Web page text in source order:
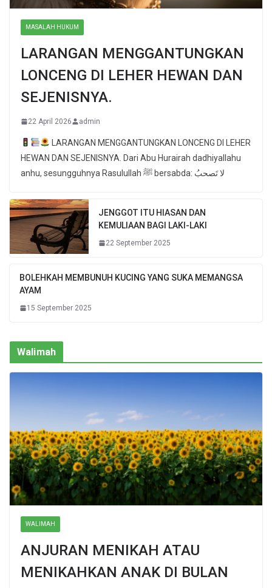
MASALAH HUKUM
LARANGAN MENGGANTUNGKAN
LONCENG DI LEHER HEWAN DAN
SEJENISNYA.
22 April 2026 admin
LARANGAN MENGGANTUNGKAN LONCENG DI LEHER
HEWAN DAN SEJENISNYA. Dari Abu Hurairah dadhiyallahu
anhu, sesungguhnya Rasulullah ﷺ bersabda: لا تَصحبُ
JENGGOT ITU HIASAN DAN
KEMULIAAN BAGI LAKI-LAKI
22 September 2025
BOLEHKAH MEMBUNUH KUCING YANG SUKA MEMANGSA
AYAM
15 September 2025
Walimah
WALIMAH
ANJURAN MENIKAH ATAU
MENIKAHKAN ANAK DI BULAN